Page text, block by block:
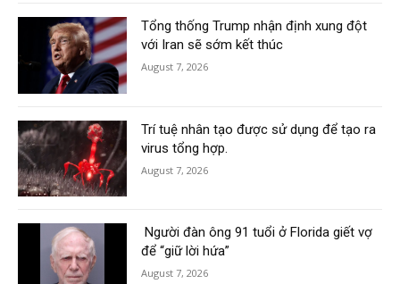
Tổng thống Trump nhận định xung đột
với Iran sẽ sớm kết thúc
August 7, 2026
Trí tuệ nhân tạo được sử dụng để tạo ra
virus tổng hợp.
August 7, 2026
Người đàn ông 91 tuổi ở Florida giết vợ
để “giữ lời hứa”
August 7, 2026